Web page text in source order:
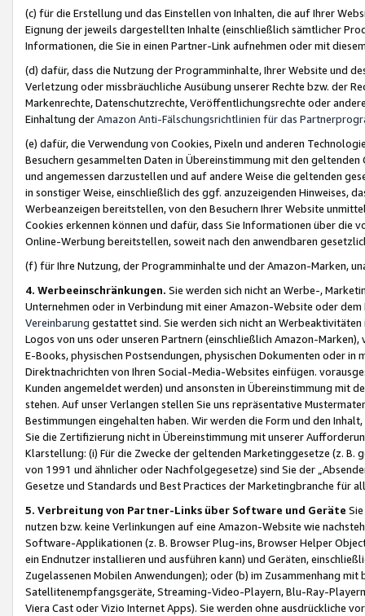
(c) für die Erstellung und das Einstellen von Inhalten, die auf Ihrer
Eignung der jeweils dargestellten Inhalte (einschließlich sämtlicher
Informationen, die Sie in einen Partner-Link aufnehmen oder mit
(d) dafür, dass die Nutzung der Programminhalte, Ihrer Website und
Verletzung oder missbräuchliche Ausübung unserer Rechte bzw. der
Markenrechte, Datenschutzrechte, Veröffentlichungsrechte oder
Einhaltung derAmazon Anti-Fälschungsrichtlinien für das
(e) dafür, die Verwendung von Cookies, Pixeln und anderen
Besuchern gesammelten Daten in Übereinstimmung mit den
und angemessen darzustellen und auf andere Weise die geltenden
in sonstiger Weise, einschließlich des ggf. anzuzeigenden Hinweises,
Werbeanzeigen bereitstellen, von den Besuchern Ihrer Website
Cookies erkennen können und dafür, dass Sie Informationen über die
Online-Werbung bereitstellen, soweit nach den anwendbaren
(f) für Ihre Nutzung, der Programminhalte und der Amazon-Marken,
4. Werbeeinschränkungen. Sie werden sich nicht an Werbe-,
Unternehmen oder in Verbindung mit einer Amazon-Website oder
Vereinbarung gestattet sind. Sie werden sich nicht an
Logos von uns oder unseren Partnern (einschließlich Amazon-
E-Books, physischen Postsendungen, physischen Dokumenten oder in
Direktnachrichten von Ihren Social-Media-Websites einfügen.
Kunden angemeldet werden) und ansonsten in Übereinstimmung mit
stehen. Auf unser Verlangen stellen Sie uns repräsentative
Bestimmungen eingehalten haben. Wir werden die Form und den
Sie die Zertifizierung nicht in Übereinstimmung mit unserer
Klarstellung: (i) Für die Zwecke der geltenden Marketinggesetze (z. B.
von 1991 und ähnlicher oder Nachfolgegesetze) sind Sie der
Gesetze und Standards und Best Practices der Marketingbranche für
5. Verbreitung von Partner-Links über Software und Geräte
nutzen bzw. keine Verlinkungen auf eine Amazon-Website wie
Software-Applikationen (z. B. Browser Plug-ins, Browser Helper
ein Endnutzer installieren und ausführen kann) und Geräten,
Zugelassenen Mobilen Anwendungen); oder (b) im Zusammenhang
Satellitenempfangsgeräte, Streaming-Video-Playern, Blu-Ray-
Viera Cast oder Vizio Internet Apps). Sie werden ohne ausdrückliche